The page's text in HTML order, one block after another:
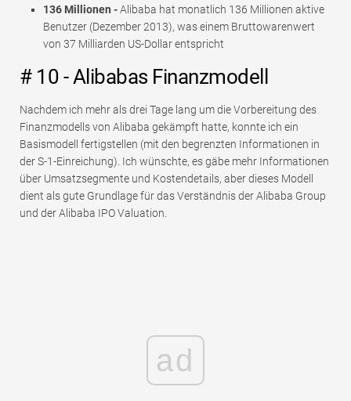
136 Millionen -Alibaba hat monatlich 136 Millionen aktive
Benutzer (Dezember 2013), was einem Bruttowarenwert
von 37 Milliarden US-Dollar entspricht
# 10 - Alibabas Finanzmodell
Nachdem ich mehr als drei Tage lang um die Vorbereitung des
Finanzmodells von Alibaba gekämpft hatte, konnte ich ein
Basismodell fertigstellen (mit den begrenzten Informationen in
der S-1-Einreichung). Ich wünschte, es gäbe mehr Informationen
über Umsatzsegmente und Kostendetails, aber dieses Modell
dient als gute Grundlage für das Verständnis der Alibaba Group
und der Alibaba IPO Valuation.
ad